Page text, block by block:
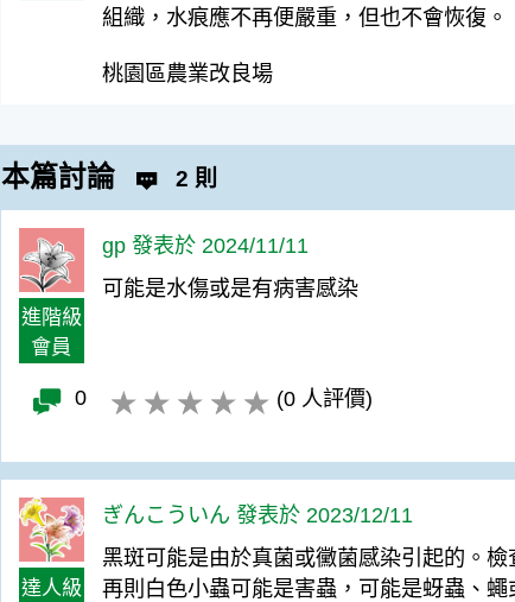
組織，水痕應不再便嚴重，但也不會恢復。
桃園區農業改良場
本篇討論 2 則
進階級
會員
gp 發表於 2024/11/11
可能是水傷或是有病害感染
0 (0 人評價)
達人級
ぎんこういん 發表於 2023/12/11
黑斑可能是由於真菌或黴菌感染引起的。
再則白色小蟲可能是害蟲，可能是蚜蟲、